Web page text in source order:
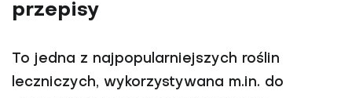
przepisy
To jedna z najpopularniejszych roślin
leczniczych, wykorzystywana m.in. do